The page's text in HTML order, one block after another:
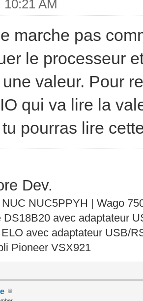
10:21 AM
marche pas
le processeur
valeur. Pour
qui va lire la
pourras lire
Dev.
NUC5PPYH | Wago
DS18B20 avec adaptateur
avec adaptateur USB/
Pioneer VSX921